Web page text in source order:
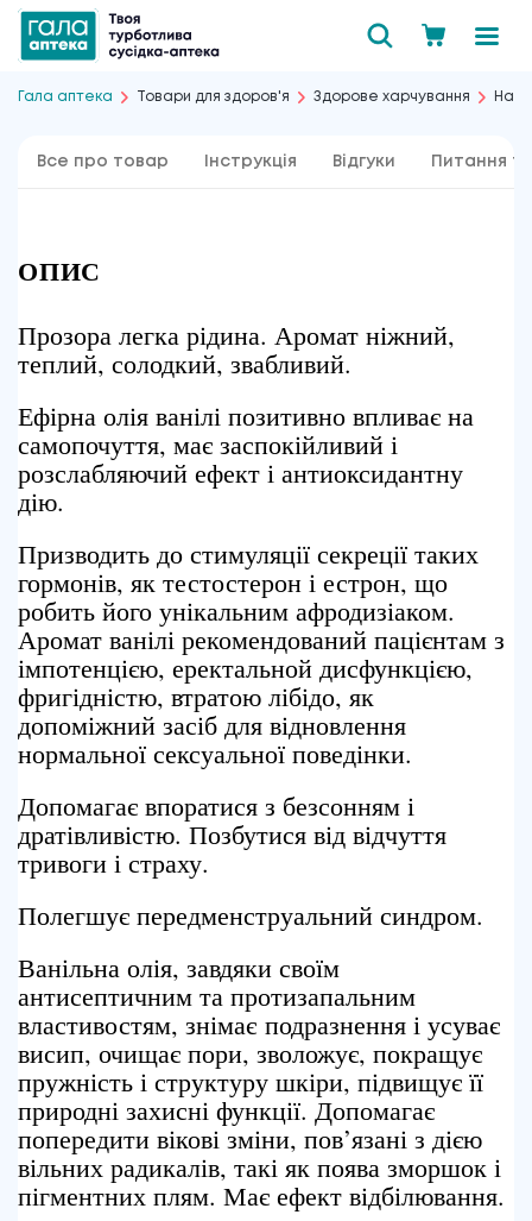
Гала аптека Товари для здоров'я Здорове харчування
Все про товар Інструкція Відгуки Питання та
ОПИС
Прозора легка рідина. Аромат ніжний,
теплий, солодкий, звабливий.
Ефірна олія ванілі позитивно впливає на
самопочуття, має заспокійливий і
розслабляючий ефект і антиоксидантну
дію.
Призводить до стимуляції секреції таких
гормонів, як тестостерон і естрон, що
робить його унікальним афродизіаком.
Аромат ванілі рекомендований пацієнтам з
імпотенцією, еректальной дисфункцією,
фригідністю, втратою лібідо, як
допоміжний засіб для відновлення
нормальної сексуальної поведінки.
Допомагає впоратися з безсонням і
дратівливістю. Позбутися від відчуття
тривоги і страху.
Полегшує передменструальний синдром.
Ванільна олія, завдяки своїм
антисептичним та протизапальним
властивостям, знімає подразнення і усуває
висип, очищає пори, зволожує, покращує
пружність і структуру шкіри, підвищує її
природні захисні функції. Допомагає
попередити вікові зміни, пов’язані з дією
вільних радикалів, такі як поява зморшок і
пігментних плям. Має ефект відбілювання.